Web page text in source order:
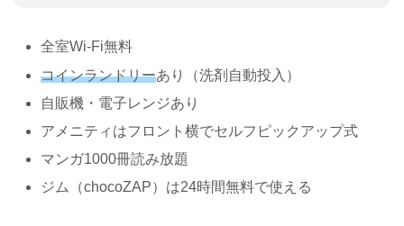
全室Wi‑Fi無料
コインランドリーあり（洗剤自動投入）
自販機・電子レンジあり
アメニティはフロント横でセルフピックアップ式
マンガ1000冊読み放題
ジム（chocoZAP）は24時間無料で使える